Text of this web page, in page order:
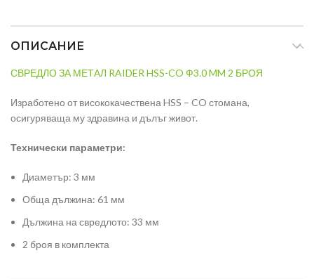
ОПИСАНИЕ
СВРЕДЛО ЗА МЕТАЛ RAIDER HSS-CO Ф3.0 MM 2 БРОЯ
Изработено от висококачествена HSS – CO стомана,
осигуряваща му здравина и дълъг живот.
Технически параметри:
Диаметър: 3 мм
Обща дължина: 61 мм
Дължина на свредлото: 33 мм
2 броя в комплекта